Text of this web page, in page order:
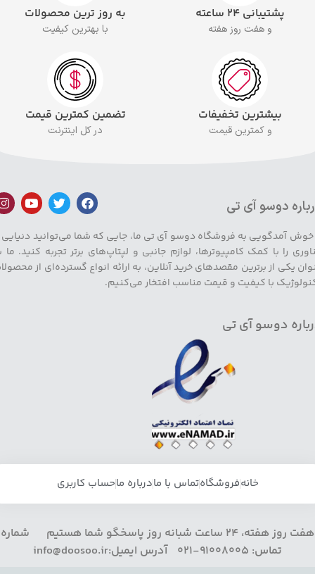
پشتیبانی ۲۴ ساعته
و هفت روز هفته
به روز ترین محصولات
با بهترین کیفیت
بیشترین تخفیفات
و کمترین قیمت
تضمین کمترین قیمت
در کل اینترنت
دوسو آی تی
خوش آمدگویی به فروشگاه دوسو آی تی ما، جایی که شما می‌توانید دنیایی
را با کمک کامپیوترها، لوازم جانبی و لپتاپ‌های برتر تجربه کنید. ما
یکی از برترین مقصدهای خرید آنلاین، به ارائه انواع گسترده‌ای از
با کیفیت و قیمت مناسب افتخار می‌کنیم.
دوسو آی تی
خانهفروشگاهتماس با مادرباره ماحساب کاربری
هفت روز هفته، 24 ساعت شبانه روز پاسخگو شما هستیم شماره
تماس: 91008005-021 آدرس ایمیل:info@doosoo.ir